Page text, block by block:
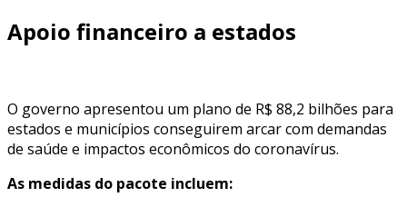
Apoio financeiro a estados
O governo apresentou um plano de R$ 88,2 bilhões para
estados e municípios conseguirem arcar com demandas
de saúde e impactos econômicos do coronavírus.
As medidas do pacote incluem: